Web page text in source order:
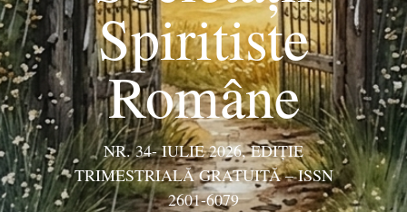
Spiritiste
Române
NR. 34- IULIE 2026, EDIŢIE
TRIMESTRIALĂ GRATUITĂ – ISSN
2601-6079